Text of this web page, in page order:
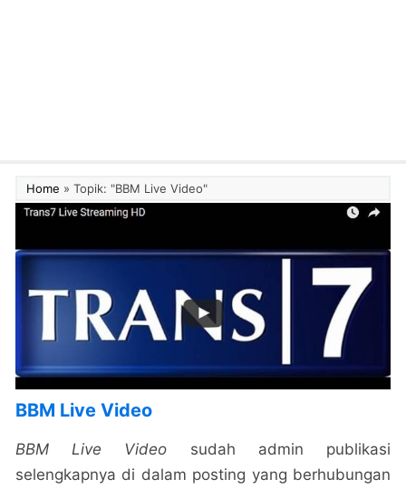
Home » Topik: "BBM Live Video"
BBM Live Video
BBM Live Video sudah admin publikasi
selengkapnya di dalam posting yang berhubungan